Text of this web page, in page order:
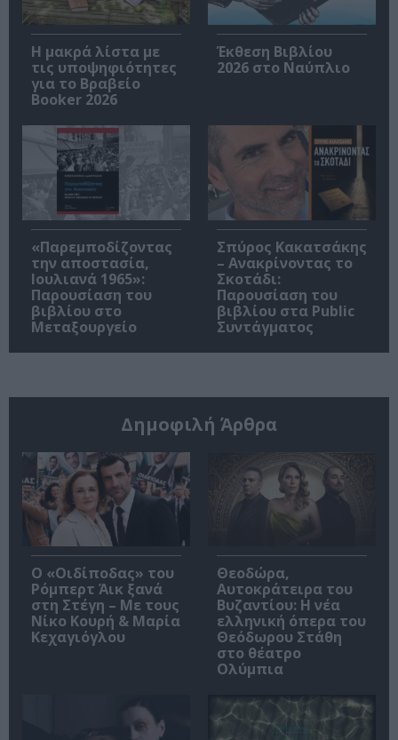
Η μακρά λίστα με
τις υποψηφιότητες
για το Βραβείο
Booker 2026
Έκθεση Βιβλίου
2026 στο Ναύπλιο
«Παρεμποδίζοντας
την αποστασία,
Ιουλιανά 1965»:
Παρουσίαση του
βιβλίου στο
Μεταξουργείο
Σπύρος Κακατσάκης
– Ανακρίνοντας το
Σκοτάδι:
Παρουσίαση του
βιβλίου στα Public
Συντάγματος
Δημοφιλή Άρθρα
O «Οιδίποδας» του
Ρόμπερτ Άικ ξανά
στη Στέγη – Με τους
Νίκο Κουρή & Μαρία
Κεχαγιόγλου
Θεοδώρα,
Αυτοκράτειρα του
Βυζαντίου: Η νέα
ελληνική όπερα του
Θεόδωρου Στάθη
στο θέατρο
Ολύμπια